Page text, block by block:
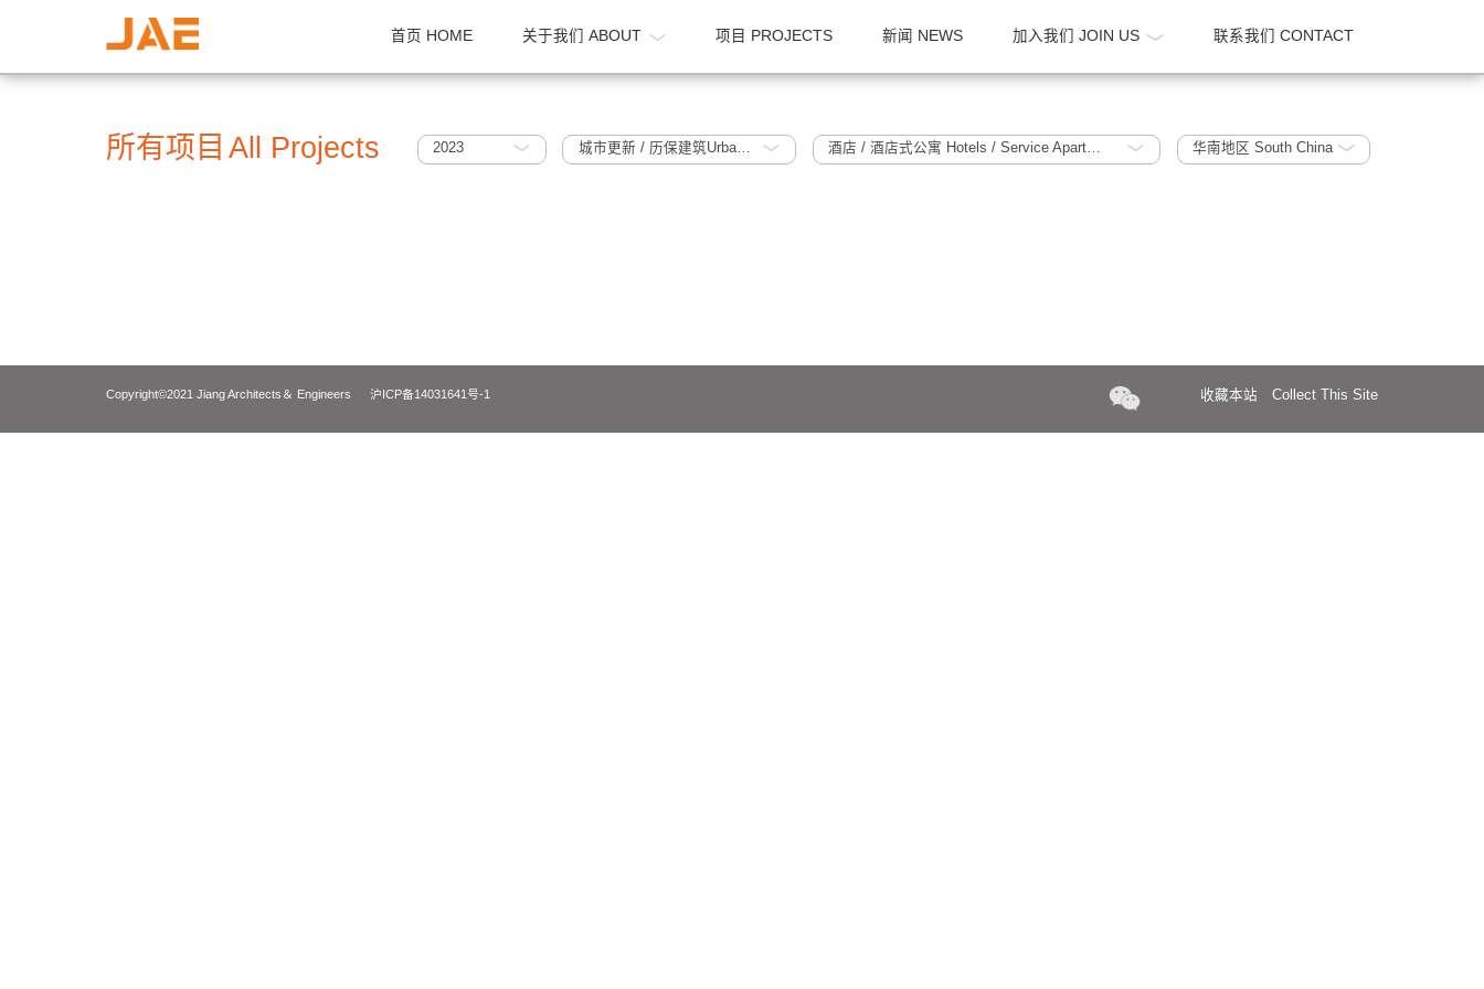
首页 HOME 关于我们 ABOUT 项目 PROJECTS 新闻 NEWS 加入我们 JOIN US 联系我们
所有项目All Projects 2023 城市更新 / 历保建筑Urban Regeneration / Historic Protection Building 酒店 / 酒店式公寓 Hotels / Service Apartment 华南地区 South China
Copyright©2021 Jiang Architects＆ Engineers 沪ICP备14031641号-1